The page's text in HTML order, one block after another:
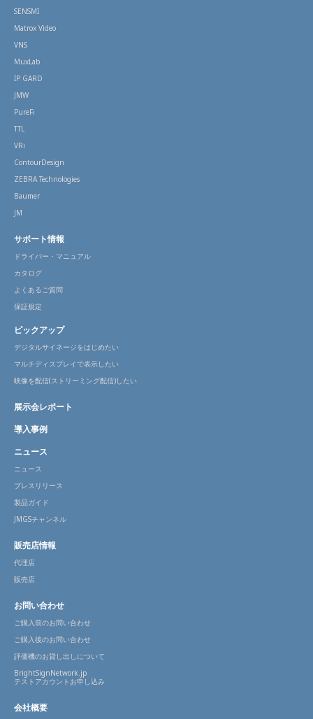
SENSMI
Matrox Video
VNS
MuxLab
IP GARD
JMW
PureFi
TTL
VRi
ContourDesign
ZEBRA Technologies
Baumer
JM
サポート情報
ドライバー・マニュアル
カタログ
よくあるご質問
保証規定
ピックアップ
デジタルサイネージをはじめたい
マルチディスプレイで表示したい
映像を配信(ストリーミング配信)したい
展示会レポート
導入事例
ニュース
ニュース
プレスリリース
製品ガイド
JMGSチャンネル
販売店情報
代理店
販売店
お問い合わせ
ご購入前のお問い合わせ
ご購入後のお問い合わせ
評価機のお貸し出しについて
BrightSignNetwork.jp
テストアカウントお申し込み
会社概要